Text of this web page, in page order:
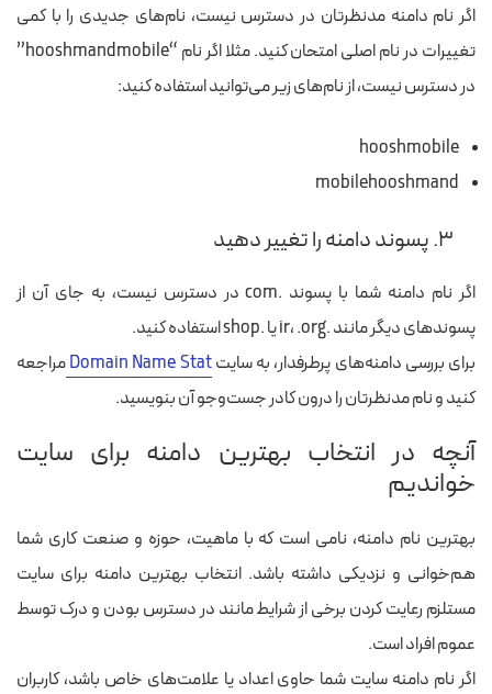
اگر نام دامنه مدنظرتان در دسترس نیست، نام‌های جدیدی را با کمی
تغییرات در نام اصلی امتحان کنید. مثلا اگر نام “hooshmandmobile”
در دسترس نیست، از نام‌های زیر می‌توانید استفاده کنید:
hooshmobile
mobilehooshmand
۳. پسوند دامنه را تغییر دهید
اگر نام دامنه شما با پسوند .com در دسترس نیست، به جای آن از
پسوندهای دیگر مانند .ir، .org یا .shop استفاده کنید.
برای بررسی دامنه‌های پرطرفدار، به سایتDomain Name Statمراجعه
کنید و نام مدنظرتان را درون کادر جست‌وجو آن بنویسید.
آنچه در انتخاب بهترین دامنه برای سایت
خواندیم
بهترین نام دامنه، نامی است که با ماهیت، حوزه و صنعت کاری شما
هم‌خوانی و نزدیکی داشته باشد. انتخاب بهترین دامنه برای سایت
مستلزم رعایت کردن برخی از شرایط مانند در دسترس بودن و درک توسط
عموم افراد است.
اگر نام دامنه سایت شما حاوی اعداد یا علامت‌های خاص باشد، کاربران